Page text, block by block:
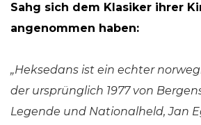
Sahg sich dem Klasiker ihrer
angenommen haben:
„Heksedans ist ein echter
der ursprünglich 1977 von
Legende und Nationalheld, Jan